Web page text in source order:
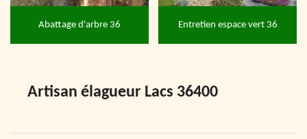
Abattage d'arbre 36 Entretien espace vert 36
Artisan élagueur Lacs 36400